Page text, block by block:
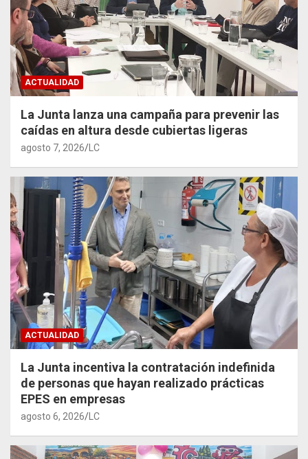
ACTUALIDAD
La Junta lanza una campaña para prevenir las
caídas en altura desde cubiertas ligeras
agosto 7, 2026 LC
ACTUALIDAD
La Junta incentiva la contratación indefinida
de personas que hayan realizado prácticas
EPES en empresas
agosto 6, 2026 LC